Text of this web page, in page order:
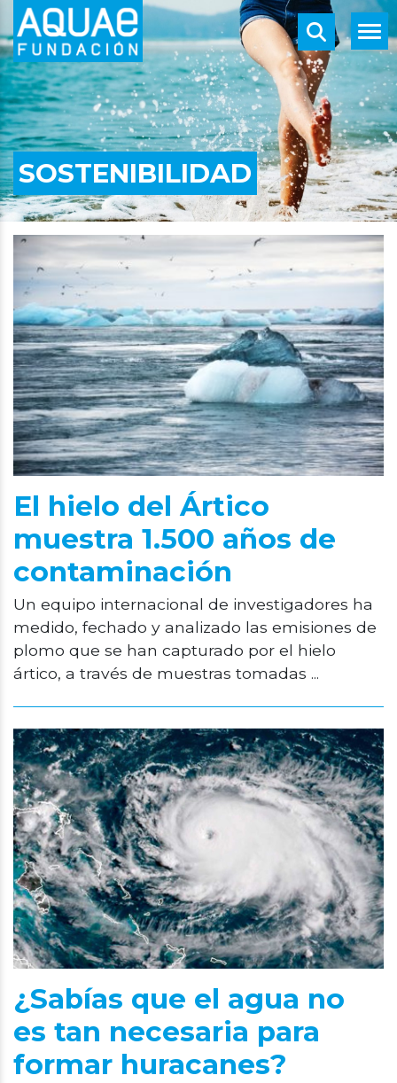
SOSTENIBILIDAD
El hielo del Ártico
muestra 1.500 años de
contaminación
Un equipo internacional de investigadores ha
medido, fechado y analizado las emisiones de
plomo que se han capturado por el hielo
ártico, a través de muestras tomadas ...
¿Sabías que el agua no
es tan necesaria para
formar huracanes?